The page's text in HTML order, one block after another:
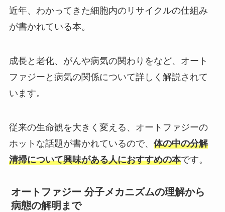
近年、わかってきた細胞内のリサイクルの仕組み
が書かれている本。
成長と老化、がんや病気の関わりをなど、オート
ファジーと病気の関係について詳しく解説されて
います。
従来の生命観を大きく変える、オートファジーの
ホットな話題が書かれているので、 体の中の分解
清掃について興味がある人におすすめの本です。
オートファジー 分子メカニズムの理解から
病態の解明まで